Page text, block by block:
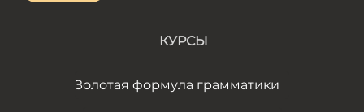
КУРСЫ
Золотая формула грамматики